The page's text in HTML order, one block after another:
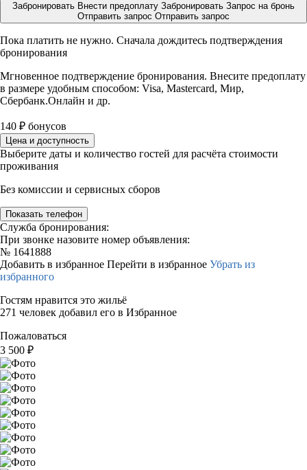
Забронировать Внести предоплату Забронировать Запрос на бронь
Отправить запрос Отправить запрос
Пока платить не нужно. Сначала дождитесь подтверждения
бронирования
Мгновенное подтверждение бронирования. Внесите предоплату
в размере удобным способом: Visa, Mastercard, Мир,
Сбербанк.Онлайн и др.
140 ₽ бонусов
Цена и доступность
Выберите даты и количество гостей для расчёта стоимости
проживания
Без комиссии и сервисных сборов
Показать телефон
Служба бронирования:
При звонке назовите номер объявления:
№ 1641888
Добавить в избранное Перейти в избранное Убрать из
избранного
Гостям нравится это жильё
271 человек добавил его в Избранное
Пожаловаться
3 500 ₽